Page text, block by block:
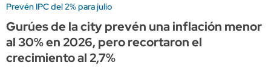
Prevén IPC del 2% para julio
Gurúes de la city prevén una inflación menor
al 30% en 2026, pero recortaron el
crecimiento al 2,7%